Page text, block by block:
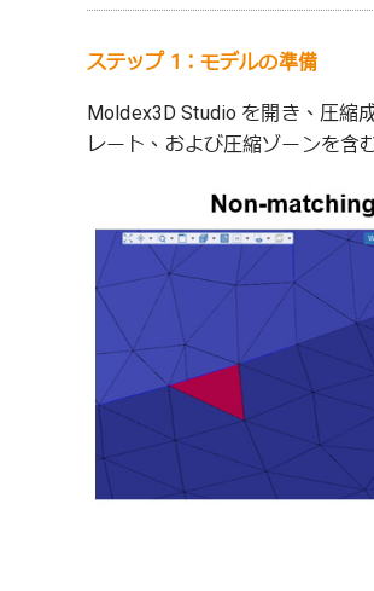
ステップ 1：モデルの準備
Moldex3D Studio を開き、圧縮
レート、および圧縮ゾーンを含